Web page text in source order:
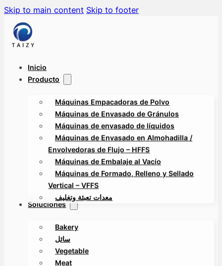
Skip to main content Skip to footer
Inicio
Producto
Máquinas Empacadoras de Polvo
Máquinas de Envasado de Gránulos
Máquinas de envasado de líquidos
Máquinas de Envasado en Almohadilla /
Envolvedoras de Flujo – HFFS
Máquinas de Embalaje al Vacío
Máquinas de Formado, Relleno y Sellado
Vertical – VFFS
معدات تعبئة وتغليف
Soluciones
Bakery
سائل
Vegetable
Meat